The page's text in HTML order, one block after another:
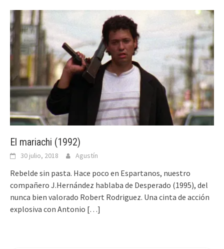
El mariachi (1992)
30 julio, 2018 Agustín
Rebelde sin pasta. Hace poco en Espartanos, nuestro
compañero J.Hernández hablaba de Desperado (1995), del
nunca bien valorado Robert Rodriguez. Una cinta de acción
explosiva con Antonio […]